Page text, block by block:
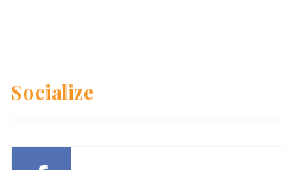
Socialize